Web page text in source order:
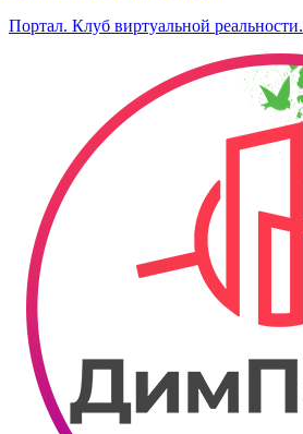
Портал. Клуб виртуальной реальности.